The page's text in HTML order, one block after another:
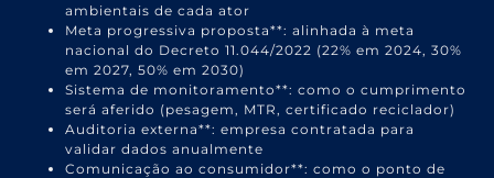
ambientais de cada ator
Meta progressiva proposta**: alinhada à meta
nacional do Decreto 11.044/2022 (22% em 2024, 30%
em 2027, 50% em 2030)
Sistema de monitoramento**: como o cumprimento
será aferido (pesagem, MTR, certificado reciclador)
Auditoria externa**: empresa contratada para
validar dados anualmente
Comunicação ao consumidor**: como o ponto de